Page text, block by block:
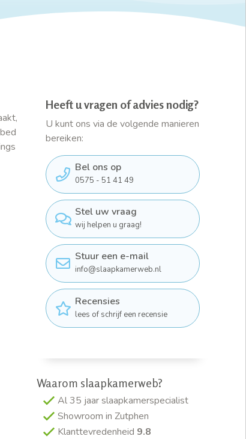
Heeft u vragen of advies nodig?
U kunt ons via de volgende manieren
bereiken:
Bel ons op
0575 - 51 41 49
Stel uw vraag
wij helpen u graag!
Stuur een e-mail
info@slaapkamerweb.nl
Recensies
lees of schrijf een recensie
Waarom slaapkamerweb?
Al 35 jaar slaapkamerspecialist
Showroom in Zutphen
Klanttevredenheid 9.8